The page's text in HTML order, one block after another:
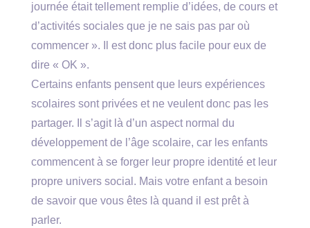
journée était tellement remplie d’idées, de cours et
d’activités sociales que je ne sais pas par où
commencer ». Il est donc plus facile pour eux de
dire « OK ».
Certains enfants pensent que leurs expériences
scolaires sont privées et ne veulent donc pas les
partager. Il s’agit là d’un aspect normal du
développement de l’âge scolaire, car les enfants
commencent à se forger leur propre identité et leur
propre univers social. Mais votre enfant a besoin
de savoir que vous êtes là quand il est prêt à
parler.